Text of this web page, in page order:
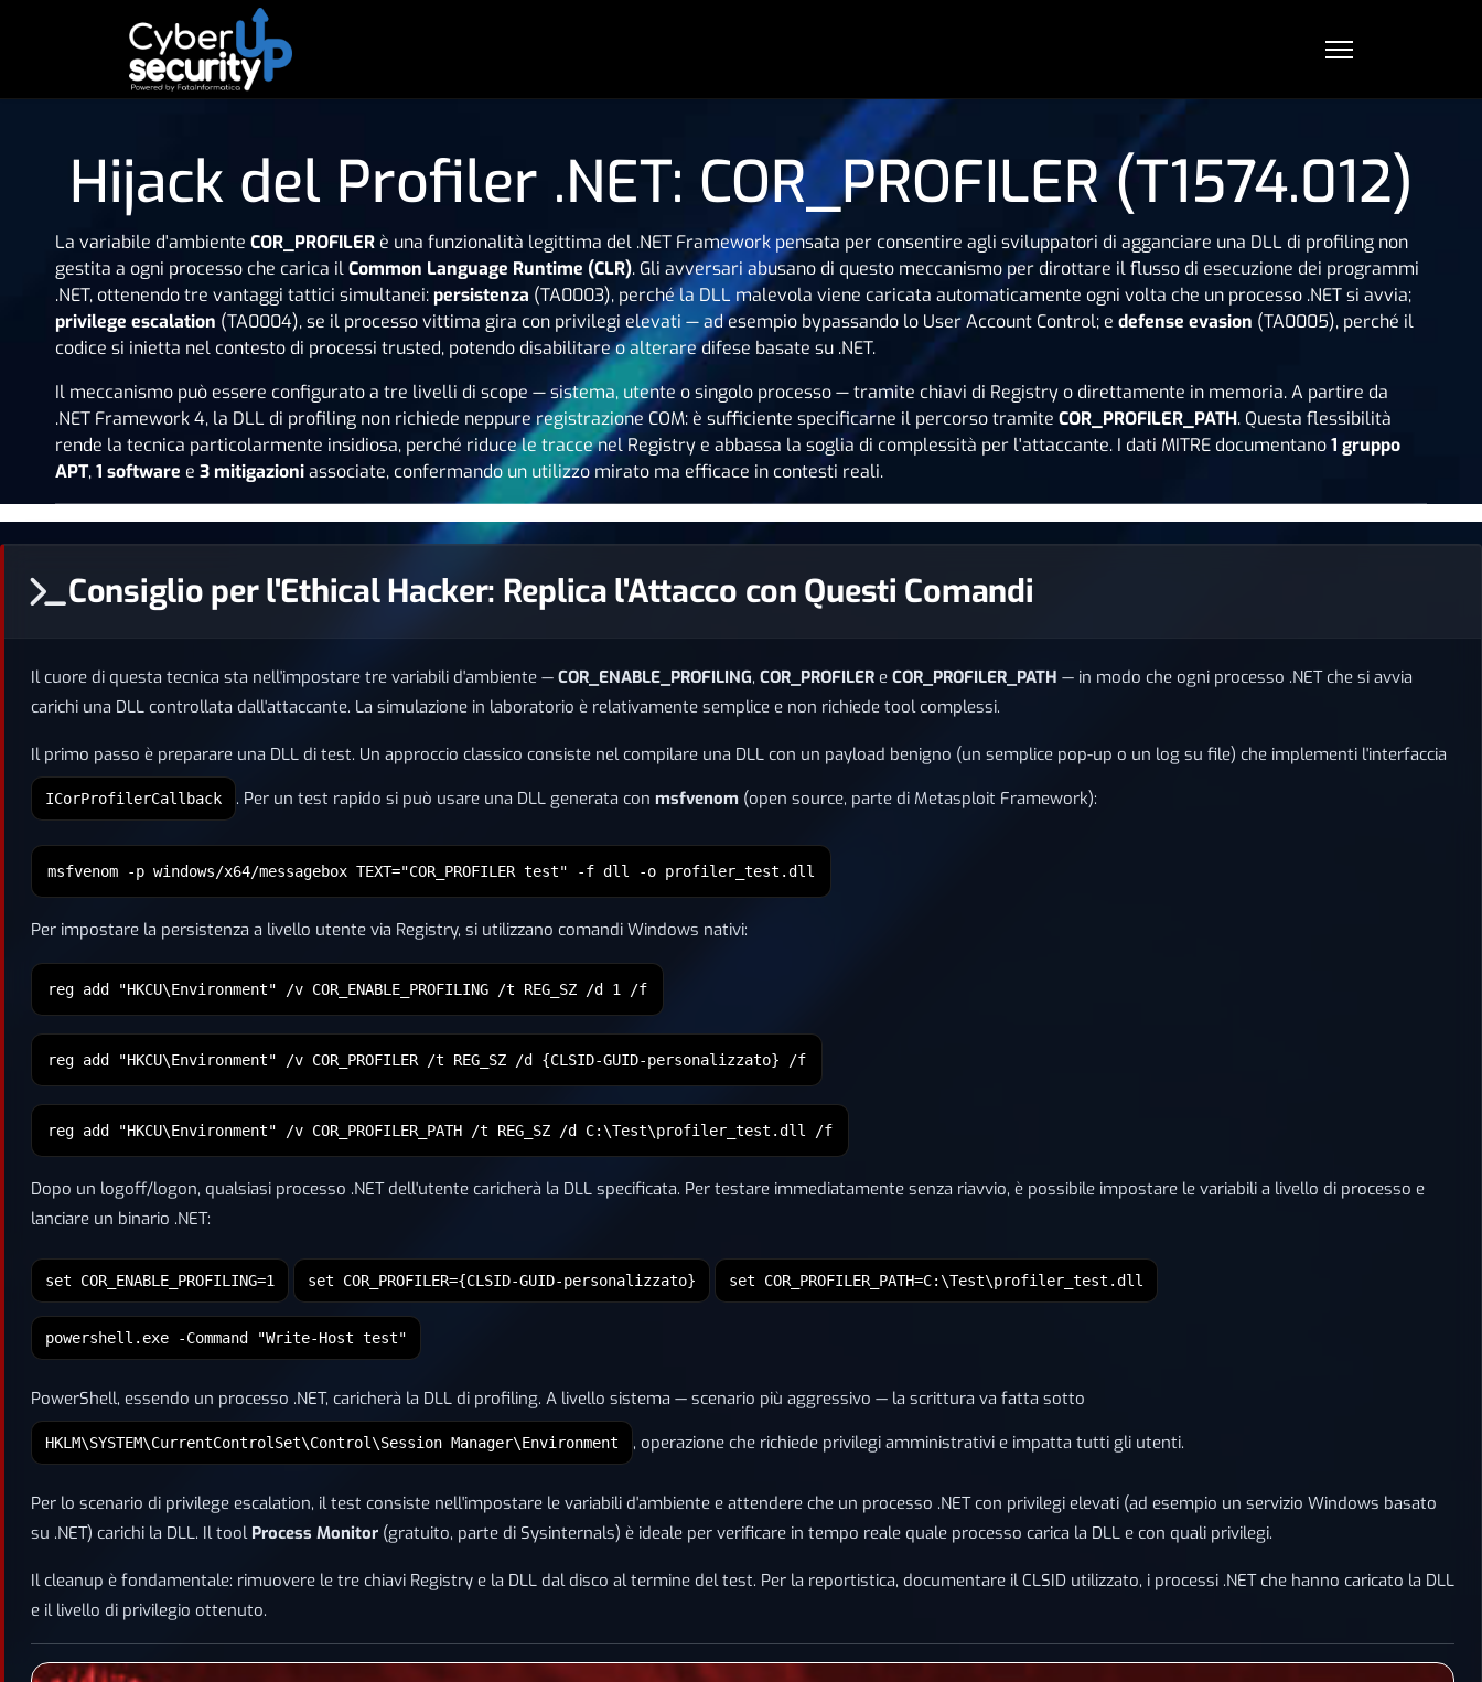
Hijack del Profiler .NET: COR_PROFILER (T1574.012)
La variabile d'ambiente COR_PROFILER è una funzionalità legittima del .NET Framework pensata per consentire agli sviluppatori di agganciare una DLL di profiling non
gestita a ogni processo che carica ilCommon Language Runtime (CLR). Gli avversari abusano di questo meccanismo per dirottare il flusso di esecuzione dei programmi
.NET, ottenendo tre vantaggi tattici simultanei: persistenza (TA0003), perché la DLL malevola viene caricata automaticamente ogni volta che un processo .NET si avvia;
privilege escalation (TA0004), se il processo vittima gira con privilegi elevati — ad esempio bypassando lo User Account Control; e defense evasion (TA0005), perché il
codice si inietta nel contesto di processi trusted, potendo disabilitare o alterare difese basate su .NET.
Il meccanismo può essere configurato a tre livelli di scope — sistema, utente o singolo processo — tramite chiavi di Registry o direttamente in memoria. A partire da
.NET Framework 4, la DLL di profiling non richiede neppure registrazione COM: è sufficiente specificarne il percorso tramite COR_PROFILER_PATH. Questa flessibilità
rende la tecnica particolarmente insidiosa, perché riduce le tracce nel Registry e abbassa la soglia di complessità per l'attaccante. I dati MITRE documentano1 gruppo
APT,1 software e 3 mitigazioniassociate, confermando un utilizzo mirato ma efficace in contesti reali.
Consiglio per l'Ethical Hacker: Replica l'Attacco con Questi Comandi
Il cuore di questa tecnica sta nell'impostare tre variabili d'ambiente — COR_ENABLE_PROFILING, COR_PROFILER e COR_PROFILER_PATH — in modo che ogni processo .NET che si avvia
carichi una DLL controllata dall'attaccante. La simulazione in laboratorio è relativamente semplice e non richiede tool complessi.
Il primo passo è preparare una DLL di test. Un approccio classico consiste nel compilare una DLL con un payload benigno (un semplice pop-up o un log su file) che implementi l'interfaccia
ICorProfilerCallback . Per un test rapido si può usare una DLL generata con msfvenom (open source, parte di Metasploit Framework):
msfvenom -p windows/x64/messagebox TEXT="COR_PROFILER test" -f dll -o profiler_test.dll
Per impostare la persistenza a livello utente via Registry, si utilizzano comandi Windows nativi:
reg add "HKCU\Environment" /v COR_ENABLE_PROFILING /t REG_SZ /d 1 /f
reg add "HKCU\Environment" /v COR_PROFILER /t REG_SZ /d {CLSID-GUID-personalizzato} /f
reg add "HKCU\Environment" /v COR_PROFILER_PATH /t REG_SZ /d C:\Test\profiler_test.dll /f
Dopo un logoff/logon, qualsiasi processo .NET dell'utente caricherà la DLL specificata. Per testare immediatamente senza riavvio, è possibile impostare le variabili a livello di processo e
lanciare un binario .NET:
set COR_ENABLE_PROFILING=1 set COR_PROFILER={CLSID-GUID-personalizzato} set COR_PROFILER_PATH=C:\Test\profiler_test.dll
powershell.exe -Command "Write-Host test"
PowerShell, essendo un processo .NET, caricherà la DLL di profiling. A livello sistema — scenario più aggressivo — la scrittura va fatta sotto
HKLM\SYSTEM\CurrentControlSet\Control\Session Manager\Environment , operazione che richiede privilegi amministrativi e impatta tutti gli utenti.
Per lo scenario di privilege escalation, il test consiste nell'impostare le variabili d'ambiente e attendere che un processo .NET con privilegi elevati (ad esempio un servizio Windows basato
su .NET) carichi la DLL. Il tool Process Monitor (gratuito, parte di Sysinternals) è ideale per verificare in tempo reale quale processo carica la DLL e con quali privilegi.
Il cleanup è fondamentale: rimuovere le tre chiavi Registry e la DLL dal disco al termine del test. Per la reportistica, documentare il CLSID utilizzato, i processi .NET che hanno caricato la DLL
e il livello di privilegio ottenuto.